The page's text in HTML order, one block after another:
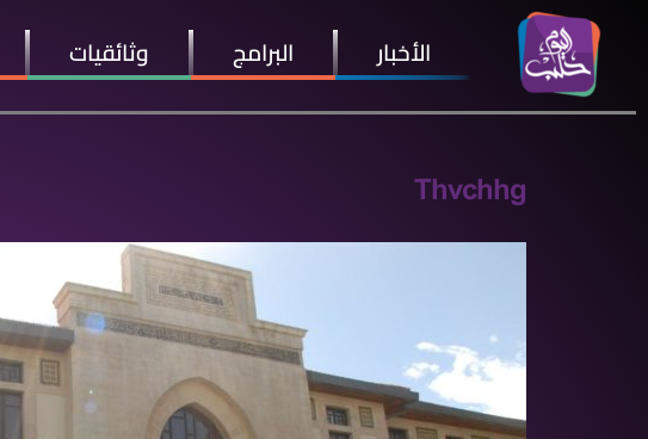
الأخبار البرامج وثائقيات
Thvchhg